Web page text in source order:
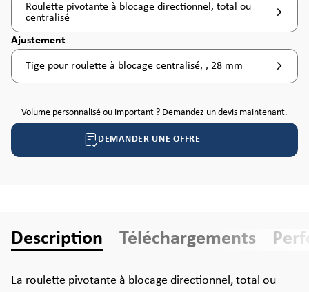
Roulette pivotante à blocage directionnel, total ou
centralisé
Sélectionnez
Ajustement
Tige pour roulette à blocage centralisé, , 28 mm
Volume personnalisé ou important ? Demandez un devis maintenant.
DEMANDER UNE OFFRE
Description Téléchargements
La roulette pivotante à blocage directionnel, total ou